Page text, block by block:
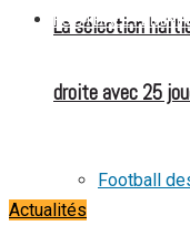
La sélection
droite avec 25
Football
FOOTBALL FÉMININ
Actualités